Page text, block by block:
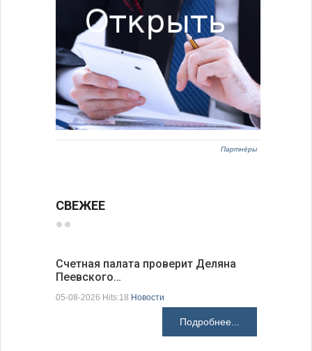
Партнёры
СВЕЖЕЕ
Счетная палата проверит Деляна
Пеевского…
05-08-2026 Hits:18 Новости
Подробнее...